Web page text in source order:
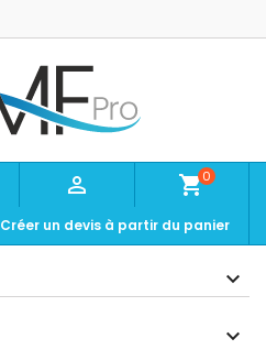
 shopping_cart0
Créer un devis à partir du panier